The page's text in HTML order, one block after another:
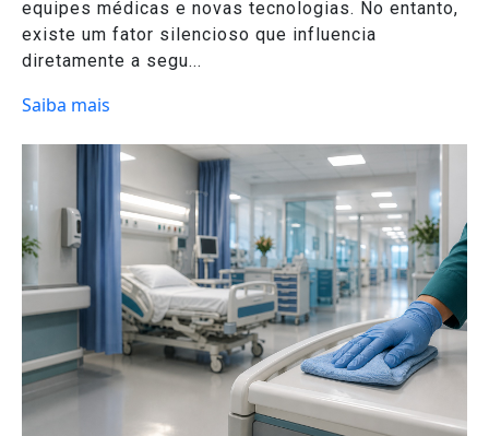
equipes médicas e novas tecnologias. No entanto,
existe um fator silencioso que influencia
diretamente a segu...
Saiba mais